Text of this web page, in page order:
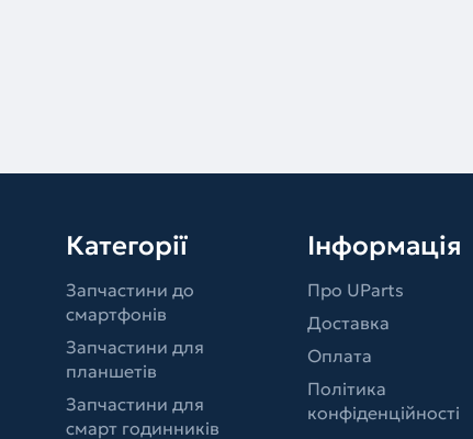
Категорії
Запчастини до
смартфонів
Запчастини для
планшетів
Запчастини для
смарт годинників
Інформація
Про UParts
Доставка
Оплата
Політика
конфіденційності